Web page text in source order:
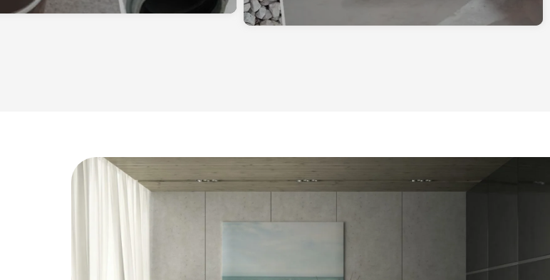
מקום של מקצוענים על לב טוב ורצון אדיר
לתת מענה לכל לקוח. אצלם מצאתי את